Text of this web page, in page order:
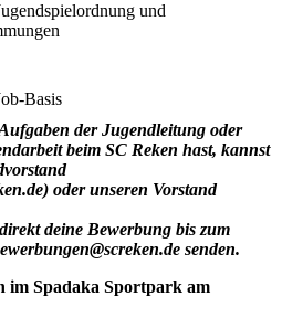
und
Basis
der Jugendleitung oder
beim SC Reken hast, kannst
oder unseren Vorstand
deine Bewerbung bis zum
senden.
im Spadaka Sportpark am